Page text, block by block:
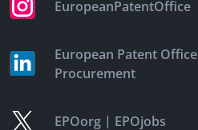
EuropeanPatentOffice
European Patent Office
Procurement
EPOorg | EPOjobs